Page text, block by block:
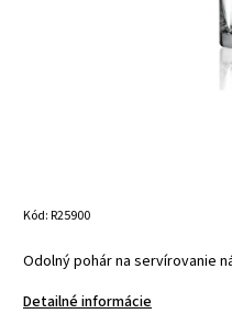
Kód:R25900
Odolný pohár na servírovanie
Detailné informácie